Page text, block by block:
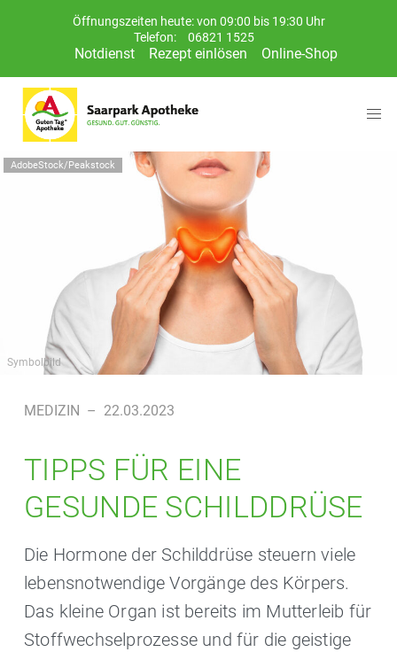
Öffnungszeiten heute: von 09:00 bis 19:30 Uhr
Telefon:
06821 1525
Notdienst Rezept einlösen Online-Shop
AdobeStock/Peakstock
Symbolbild
MEDIZIN – 22.03.2023
TIPPS FÜR EINE
GESUNDE SCHILDDRÜSE
Die Hormone der Schilddrüse steuern viele
lebensnotwendige Vorgänge des Körpers.
Das kleine Organ ist bereits im Mutterleib für
Stoffwechselprozesse und für die geistige